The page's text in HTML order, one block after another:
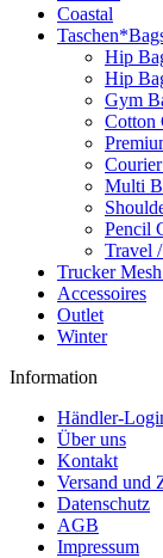
Coastal
Hip
Hip
Gym
Cotton
Multi
Pencil
Travel
Trucker
Accessoires
Outlet
Winter
Information
Händler-
Über uns
Kontakt
Versand und
Datenschutz
AGB
Impressum